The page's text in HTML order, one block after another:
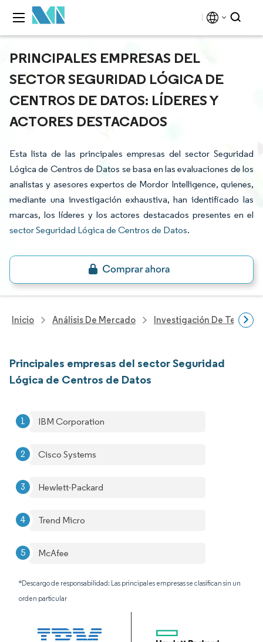
PRINCIPALES EMPRESAS DEL
SECTOR SEGURIDAD LÓGICA DE
CENTROS DE DATOS: LÍDERES Y
ACTORES DESTACADOS
Esta lista de las principales empresas del sector Seguridad
Lógica de Centros de Datos se basa en las evaluaciones de los
analistas y asesores expertos de Mordor Intelligence, quienes,
mediante una investigación exhaustiva, han identificado las
marcas, los líderes y los actores destacados presentes en el
sector Seguridad Lógica de Centros de Datos.
Inicio Análisis De Mercado Investigación De
Principales empresas del sector Seguridad
Lógica de Centros de Datos
IBM Corporation​
Cisco Systems
Hewlett-Packard
Trend Micro
McAfee
*Descargo de responsabilidad: Las principales empresas se clasifican sin un
orden particular